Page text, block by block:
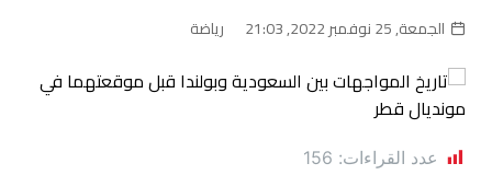
الجمعة, 25 نوفمبر 2022, 21:03 رياضة
عدد القراءات: 156